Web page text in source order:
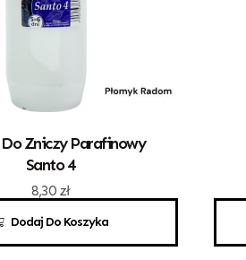
Dodaj Do Koszyka
Do Zniczy Parafinowy
Santo 4
8,30 zł